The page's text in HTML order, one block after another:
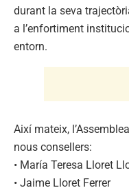
durant la seva
a l’enfortiment
entorn.
Així mateix,
nous consellers:
• María Teresa Lloret
• Jaime Lloret Ferrer